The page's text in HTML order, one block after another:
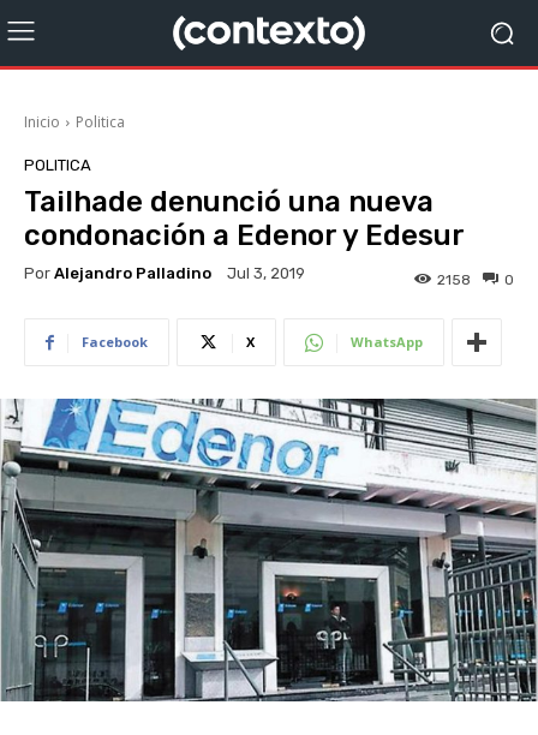
Inicio Politica
POLITICA
Tailhade denunció una nueva
condonación a Edenor y Edesur
Por Alejandro Palladino Jul 3, 2019 0
2158
Facebook X WhatsApp